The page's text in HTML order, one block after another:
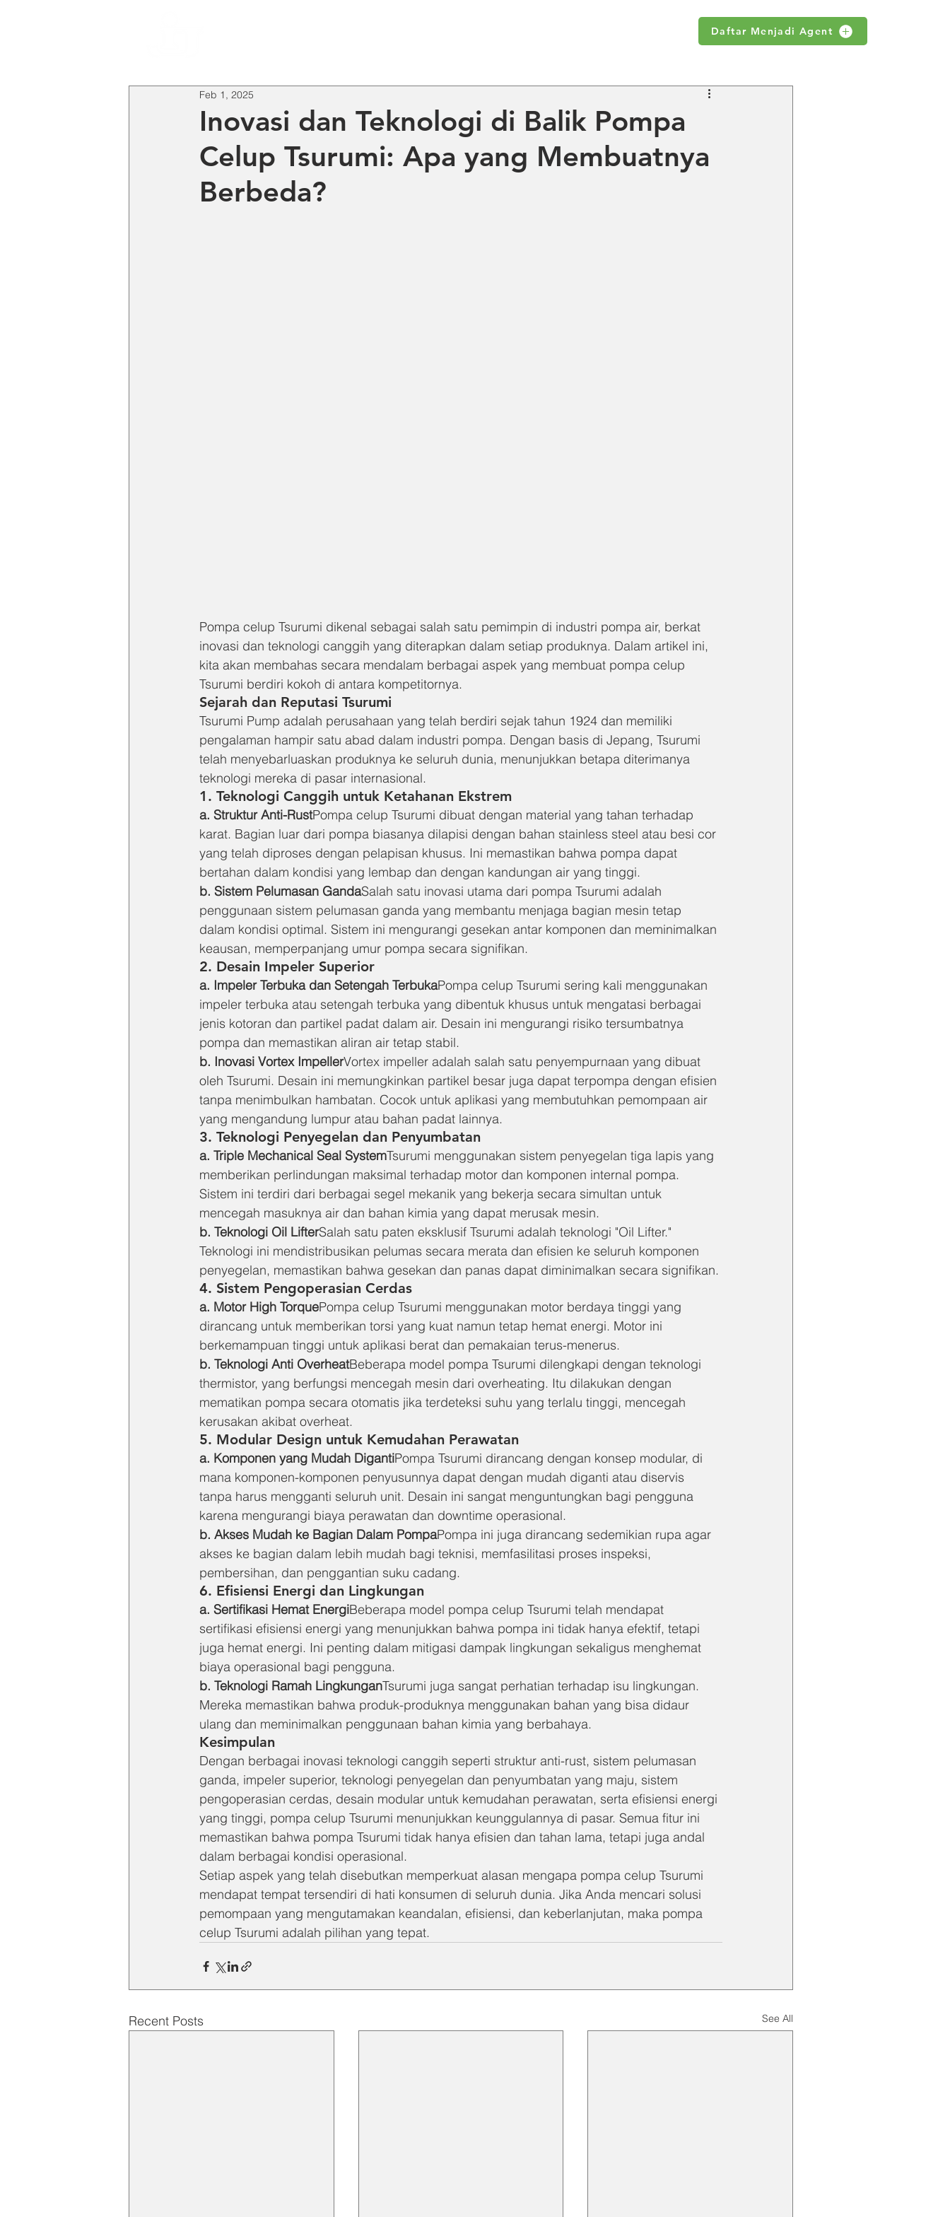
Daftar Menjadi Agent
Inovasi dan Teknologi di Balik Pompa
Celup Tsurumi: Apa yang Membuatnya
Berbeda?
Feb 1, 2025
Pompa celup Tsurumi dikenal sebagai salah satu pemimpin di industri pompa air, berkat
inovasi dan teknologi canggih yang diterapkan dalam setiap produknya. Dalam artikel ini,
kita akan membahas secara mendalam berbagai aspek yang membuat pompa celup
Tsurumi berdiri kokoh di antara kompetitornya.
Sejarah dan Reputasi Tsurumi
Tsurumi Pump adalah perusahaan yang telah berdiri sejak tahun 1924 dan memiliki
pengalaman hampir satu abad dalam industri pompa. Dengan basis di Jepang, Tsurumi
telah menyebarluaskan produknya ke seluruh dunia, menunjukkan betapa diterimanya
teknologi mereka di pasar internasional.
1. Teknologi Canggih untuk Ketahanan Ekstrem
a. Struktur Anti-RustPompa celup Tsurumi dibuat dengan material yang tahan terhadap
karat. Bagian luar dari pompa biasanya dilapisi dengan bahan stainless steel atau besi cor
yang telah diproses dengan pelapisan khusus. Ini memastikan bahwa pompa dapat
bertahan dalam kondisi yang lembap dan dengan kandungan air yang tinggi.
b. Sistem Pelumasan GandaSalah satu inovasi utama dari pompa Tsurumi adalah
penggunaan sistem pelumasan ganda yang membantu menjaga bagian mesin tetap
dalam kondisi optimal. Sistem ini mengurangi gesekan antar komponen dan meminimalkan
keausan, memperpanjang umur pompa secara signifikan.
2. Desain Impeler Superior
a. Impeler Terbuka dan Setengah TerbukaPompa celup Tsurumi sering kali menggunakan
impeler terbuka atau setengah terbuka yang dibentuk khusus untuk mengatasi berbagai
jenis kotoran dan partikel padat dalam air. Desain ini mengurangi risiko tersumbatnya
pompa dan memastikan aliran air tetap stabil.
b. Inovasi Vortex ImpellerVortex impeller adalah salah satu penyempurnaan yang dibuat
oleh Tsurumi. Desain ini memungkinkan partikel besar juga dapat terpompa dengan efisien
tanpa menimbulkan hambatan. Cocok untuk aplikasi yang membutuhkan pemompaan air
yang mengandung lumpur atau bahan padat lainnya.
3. Teknologi Penyegelan dan Penyumbatan
a. Triple Mechanical Seal SystemTsurumi menggunakan sistem penyegelan tiga lapis yang
memberikan perlindungan maksimal terhadap motor dan komponen internal pompa.
Sistem ini terdiri dari berbagai segel mekanik yang bekerja secara simultan untuk
mencegah masuknya air dan bahan kimia yang dapat merusak mesin.
b. Teknologi Oil LifterSalah satu paten eksklusif Tsurumi adalah teknologi "Oil Lifter."
Teknologi ini mendistribusikan pelumas secara merata dan efisien ke seluruh komponen
penyegelan, memastikan bahwa gesekan dan panas dapat diminimalkan secara signifikan.
4. Sistem Pengoperasian Cerdas
a. Motor High TorquePompa celup Tsurumi menggunakan motor berdaya tinggi yang
dirancang untuk memberikan torsi yang kuat namun tetap hemat energi. Motor ini
berkemampuan tinggi untuk aplikasi berat dan pemakaian terus-menerus.
b. Teknologi Anti OverheatBeberapa model pompa Tsurumi dilengkapi dengan teknologi
thermistor, yang berfungsi mencegah mesin dari overheating. Itu dilakukan dengan
mematikan pompa secara otomatis jika terdeteksi suhu yang terlalu tinggi, mencegah
kerusakan akibat overheat.
5. Modular Design untuk Kemudahan Perawatan
a. Komponen yang Mudah DigantiPompa Tsurumi dirancang dengan konsep modular, di
mana komponen-komponen penyusunnya dapat dengan mudah diganti atau diservis
tanpa harus mengganti seluruh unit. Desain ini sangat menguntungkan bagi pengguna
karena mengurangi biaya perawatan dan downtime operasional.
b. Akses Mudah ke Bagian Dalam PompaPompa ini juga dirancang sedemikian rupa agar
akses ke bagian dalam lebih mudah bagi teknisi, memfasilitasi proses inspeksi,
pembersihan, dan penggantian suku cadang.
6. Efisiensi Energi dan Lingkungan
a. Sertifikasi Hemat EnergiBeberapa model pompa celup Tsurumi telah mendapat
sertifikasi efisiensi energi yang menunjukkan bahwa pompa ini tidak hanya efektif, tetapi
juga hemat energi. Ini penting dalam mitigasi dampak lingkungan sekaligus menghemat
biaya operasional bagi pengguna.
b. Teknologi Ramah LingkunganTsurumi juga sangat perhatian terhadap isu lingkungan.
Mereka memastikan bahwa produk-produknya menggunakan bahan yang bisa didaur
ulang dan meminimalkan penggunaan bahan kimia yang berbahaya.
Kesimpulan
Dengan berbagai inovasi teknologi canggih seperti struktur anti-rust, sistem pelumasan
ganda, impeler superior, teknologi penyegelan dan penyumbatan yang maju, sistem
pengoperasian cerdas, desain modular untuk kemudahan perawatan, serta efisiensi energi
yang tinggi, pompa celup Tsurumi menunjukkan keunggulannya di pasar. Semua fitur ini
memastikan bahwa pompa Tsurumi tidak hanya efisien dan tahan lama, tetapi juga andal
dalam berbagai kondisi operasional.
Setiap aspek yang telah disebutkan memperkuat alasan mengapa pompa celup Tsurumi
mendapat tempat tersendiri di hati konsumen di seluruh dunia. Jika Anda mencari solusi
pemompaan yang mengutamakan keandalan, efisiensi, dan keberlanjutan, maka pompa
celup Tsurumi adalah pilihan yang tepat.
Recent Posts See All